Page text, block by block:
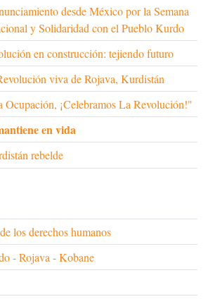
desde México por la Semana
y Solidaridad con el Pueblo Kurdo
en construcción: tejiendo futuro
viva de Rojava, Kurdistán
¡Celebramos La Revolución!"
en vida
rebelde
los derechos humanos
- Rojava - Kobane